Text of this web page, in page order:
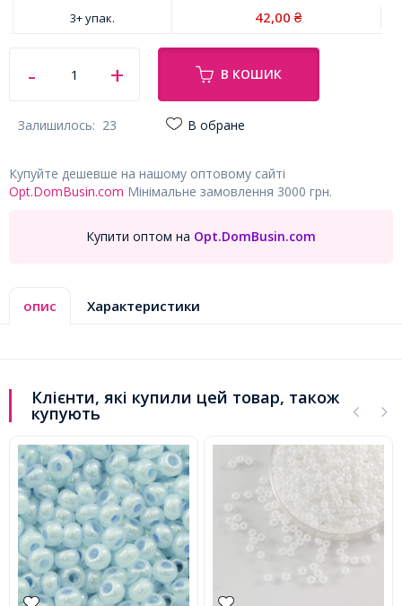
3+ упак. 42,00 ₴
В КОШИК
Залишилось: 23 В обране
Купуйте дешевше на нашому оптовому сайті
Opt.DomBusin.com Мінімальне замовлення 3000 грн.
Купити оптом на Opt.DomBusin.com
опис Характеристики
Клієнти, які купили цей товар, також
купують